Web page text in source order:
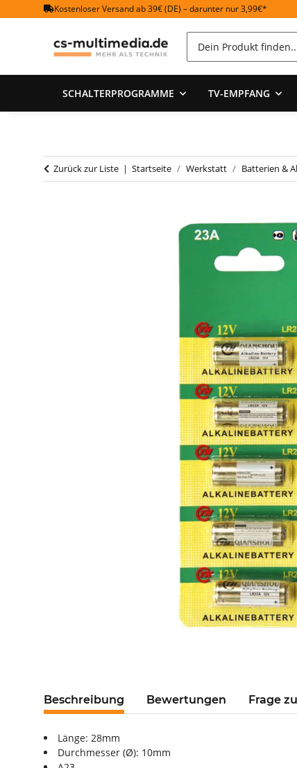
Kostenloser Versand ab 39€ (DE) – darunter nur 3,99€*
SCHALTERPROGRAMME TV-EMPFANG
Zurück zur Liste Startseite Werkstatt Batterien &
Beschreibung Bewertungen Frage
Länge: 28mm
Durchmesser (Ø): 10mm